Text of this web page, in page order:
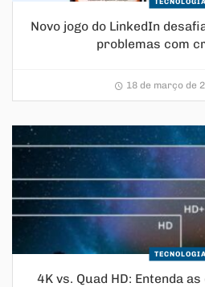
Novo jogo do LinkedIn
problemas com
18 de março de
TECNOLOGIA
4K vs. Quad HD: Entenda